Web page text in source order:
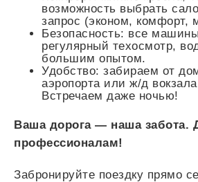
возможность выбрать
запрос (эконом, комфорт,
Безопасность: все
регулярный техосмотр,
большим опытом.
Удобство: забираем от
аэропорта или ж/д
Встречаем даже ночью!
Ваша дорога — наша забота.
профессионалам!
Забронируйте поездку прямо